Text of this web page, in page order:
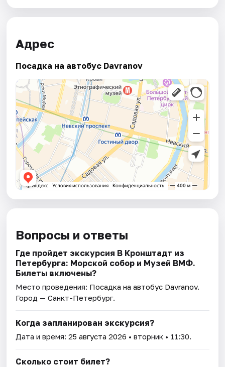
Адрес
Посадка на автобус Davranov
Вопросы и ответы
Где пройдет экскурсия В Кронштадт из
Петербурга: Морской собор и Музей ВМФ.
Билеты включены?
Место проведения: Посадка на автобус Davranov.
Город — Санкт-Петербург.
Когда запланирован экскурсия?
Дата и время:25 августа 2026 • вторник • 11:30.
Сколько стоит билет?